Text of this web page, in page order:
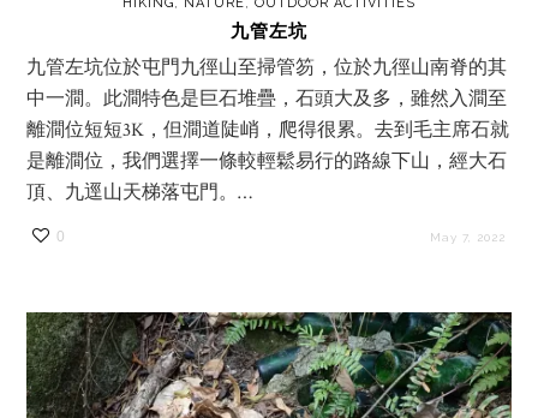
HIKING, NATURE, OUTDOOR ACTIVITIES
九管左坑
九管左坑位於屯門九徑山至掃管笏，位於九徑山南脊的其
中一澗。此澗特色是巨石堆疊，石頭大及多，雖然入澗至
離澗位短短3K，但澗道陡峭，爬得很累。去到毛主席石就
是離澗位，我們選擇一條較輕鬆易行的路線下山，經大石
頂、九逕山天梯落屯門。…
0 May 7, 2022